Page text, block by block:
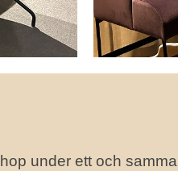
under ett och samma